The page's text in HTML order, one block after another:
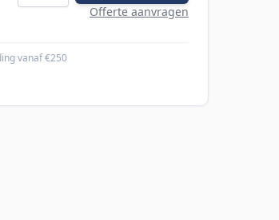
Offerte aanvragen
vanaf €250